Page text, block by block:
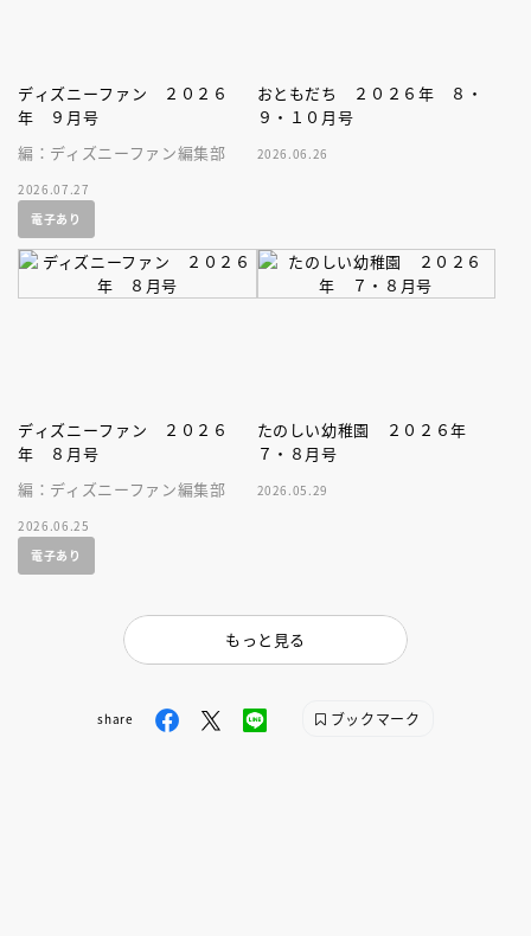
ディズニーファン ２０２６
年 ９月号
編：ディズニーファン編集部
2026.07.27
電子あり
おともだち ２０２６年 ８・
９・１０月号
2026.06.26
ディズニーファン ２０２６
年 ８月号
編：ディズニーファン編集部
2026.06.25
電子あり
たのしい幼稚園 ２０２６年
７・８月号
2026.05.29
もっと見る
share ブックマーク